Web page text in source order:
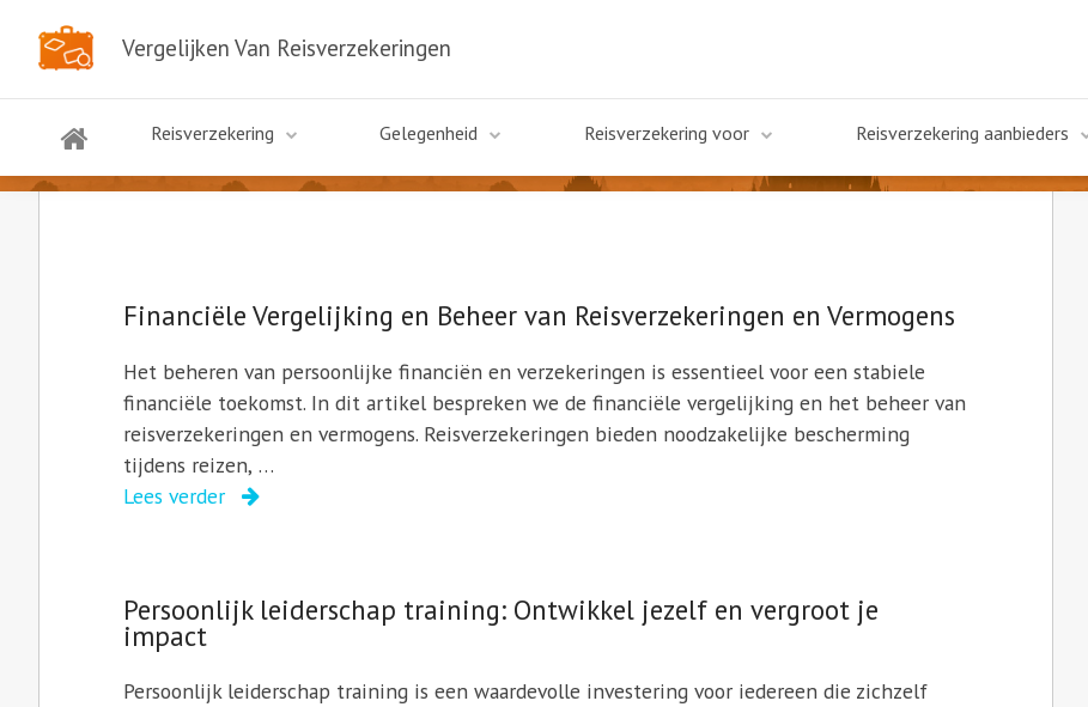
Vergelijken Van Reisverzekeringen
Reisverzekering Gelegenheid Reisverzekering voor Reisverzekering aanbieders
Reismagazine
Financiële Vergelijking en Beheer van Reisverzekeringen en Vermogens
Het beheren van persoonlijke financiën en verzekeringen is essentieel voor een stabiele
financiële toekomst. In dit artikel bespreken we de financiële vergelijking en het beheer van
reisverzekeringen en vermogens. Reisverzekeringen bieden noodzakelijke bescherming
tijdens reizen, …
Lees verder
Persoonlijk leiderschap training: Ontwikkel jezelf en vergroot je
impact
Persoonlijk leiderschap training is een waardevolle investering voor iedereen die zichzelf